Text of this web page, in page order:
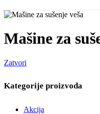
Mašine za
Zatvori
Kategorije proizvoda
Akcija